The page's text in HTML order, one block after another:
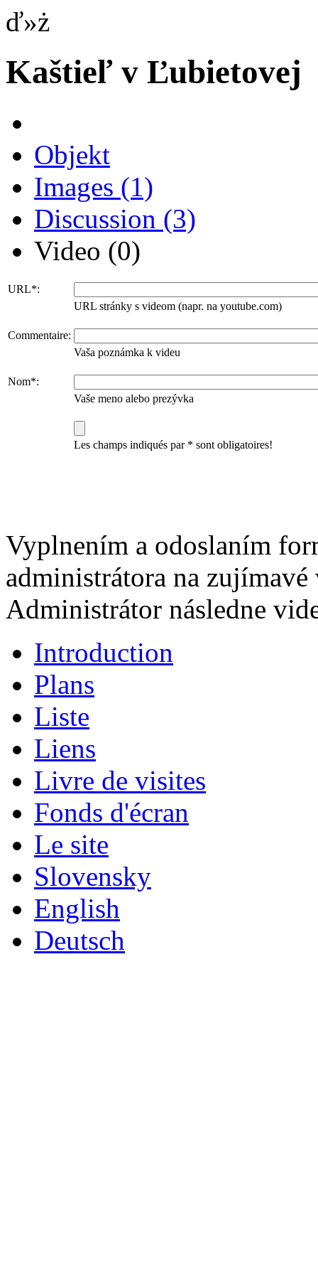
ď»ż
Kaštieľ v Ľubietovej
Objekt
Images (1)
Discussion (3)
Video (0)
URL*:
URL stránky s videom (napr. na youtube.com)
Commentaire:
Vaša poznámka k videu
Nom*:
Vaše meno alebo prezývka
Les champs indiqués par * sont obligatoires!
Vyplnením a odoslaním
administrátora na
Administrátor následne
Introduction
Plans
Liste
Liens
Livre de visites
Fonds d'écran
Le site
Slovensky
English
Deutsch